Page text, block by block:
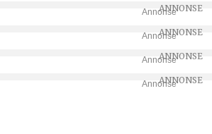
Annonse
Annonse
Annonse
Annonse